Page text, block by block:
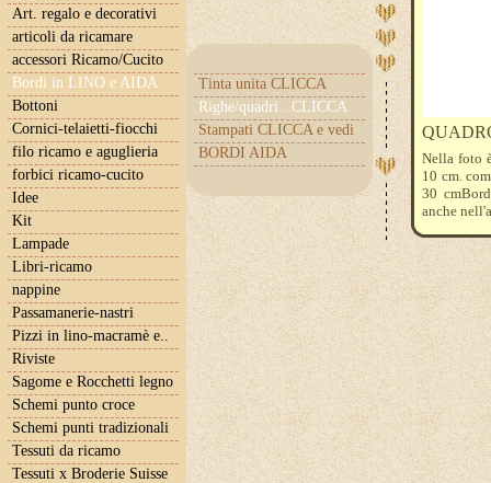
Art. regalo e decorativi
articoli da ricamare
accessori Ricamo/Cucito
Bordi in LINO e AIDA
Tinta unita CLICCA
Righe/quadri ..CLICCA
Stampati CLICCA e vedi
BORDI AIDA
Bottoni
Cornici-telaietti-fiocchi
filo ricamo e aguglieria
forbici ricamo-cucito
Idee
Kit
Lampade
Libri-ricamo
nappine
Passamanerie-nastri
Pizzi in lino-macramè e..
Riviste
Sagome e Rocchetti legno
Schemi punto croce
Schemi punti tradizionali
Tessuti da ricamo
Tessuti x Broderie Suisse
Nella foto
10 cm.
30
anche